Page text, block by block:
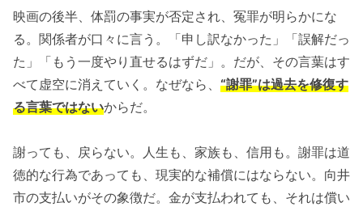
映画の後半、体罰の事実が否定され、冤罪が明らかにな
る。関係者が口々に言う。「申し訳なかった」「誤解だっ
た」「もう一度やり直せるはずだ」。だが、その言葉はす
べて虚空に消えていく。なぜなら、 “謝罪”は過去を修復す
る言葉ではないからだ。
謝っても、戻らない。人生も、家族も、信用も。謝罪は道
徳的な行為であっても、現実的な補償にはならない。向井
市の支払いがその象徴だ。金が支払われても、それは償い